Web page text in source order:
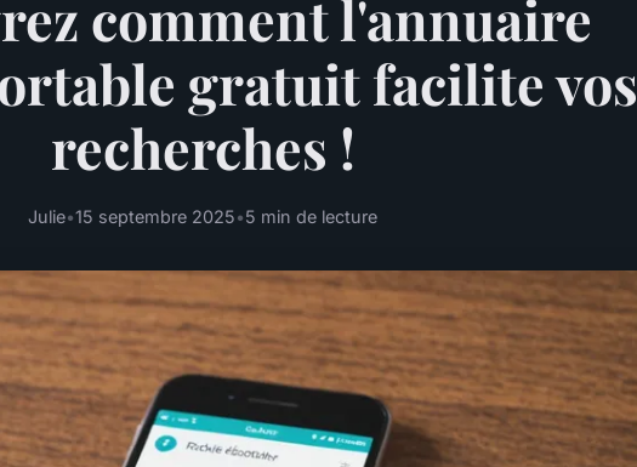
comment l'annuaire
gratuit facilite vos
recherches !
Julie•15 septembre 2025•5 min de lecture